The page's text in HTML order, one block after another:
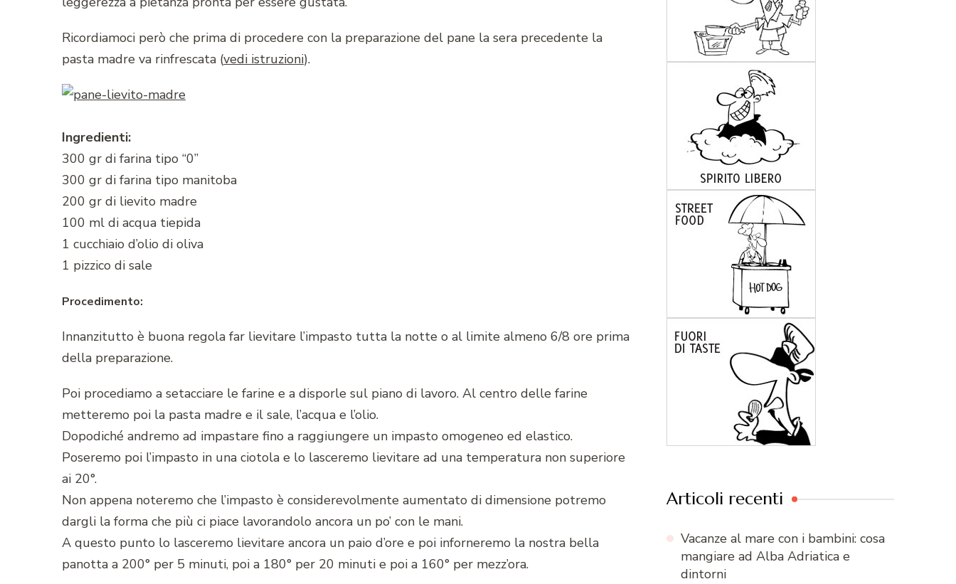
Ricordiamoci però che prima di procedere con la preparazione del pane la sera precedente la
pasta madre va rinfrescata (vedi istruzioni).
Ingredienti:
300 gr di farina tipo “0”
300 gr di farina tipo manitoba
200 gr di lievito madre
100 ml di acqua tiepida
1 cucchiaio d’olio di oliva
1 pizzico di sale
Procedimento:
Innanzitutto è buona regola far lievitare l’impasto tutta la notte o al limite almeno 6/8 ore prima
della preparazione.
Poi procediamo a setacciare le farine e a disporle sul piano di lavoro. Al centro delle farine
metteremo poi la pasta madre e il sale, l’acqua e l’olio.
Dopodiché andremo ad impastare fino a raggiungere un impasto omogeneo ed elastico.
Poseremo poi l’impasto in una ciotola e lo lasceremo lievitare ad una temperatura non superiore
ai 20°.
Non appena noteremo che l’impasto è considerevolmente aumentato di dimensione potremo
dargli la forma che più ci piace lavorandolo ancora un po’ con le mani.
A questo punto lo lasceremo lievitare ancora un paio d’ore e poi inforneremo la nostra bella
panotta a 200° per 5 minuti, poi a 180° per 20 minuti e poi a 160° per mezz’ora.
Articoli recenti
Vacanze al mare con i bambini: cosa
mangiare ad Alba Adriatica e
dintorni